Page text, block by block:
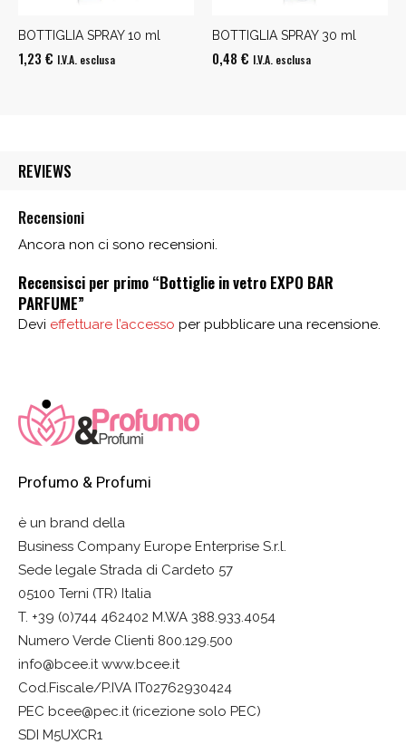
BOTTIGLIA SPRAY 10 ml
1,23 € I.V.A. esclusa
BOTTIGLIA SPRAY 30 ml
0,48 € I.V.A. esclusa
REVIEWS
Recensioni
Ancora non ci sono recensioni.
Recensisci per primo “Bottiglie in vetro EXPO BAR
PARFUME”
Devi effettuare l’accesso per pubblicare una recensione.
Profumo & Profumi
è un brand della
Business Company Europe Enterprise S.r.l.
Sede legale Strada di Cardeto 57
05100 Terni (TR) Italia
T. +39 (0)744 462402 M.WA 388.933.4054
Numero Verde Clienti 800.129.500
info@bcee.it www.bcee.it
Cod.Fiscale/P.IVA IT02762930424
PEC bcee@pec.it (ricezione solo PEC)
SDI M5UXCR1